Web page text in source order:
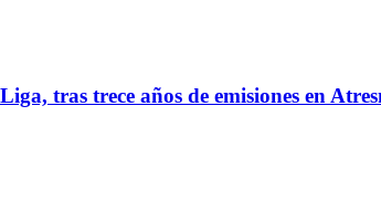
tras trece años de emisiones en